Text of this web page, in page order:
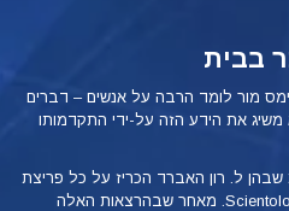
בבית
מור לומד הרבה על אנשים – דברים
משיג את הידע הזה על-ידי התקדמותו
ל. רון האברד הכריז על כל פריצת
דרך משמעותית ב-Dianetics וב-Scientology. מאחר שבהרצאות האלה